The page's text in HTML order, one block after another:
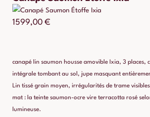
1599,00 €
canapé lin saumon housse amovible Ixia, 3 places,
intégrale tombant au sol, jupe masquant
Lin tissé grain moyen, irrégularités de trame
mat : la teinte saumon-ocre vire terracotta rosé
lumineuse.